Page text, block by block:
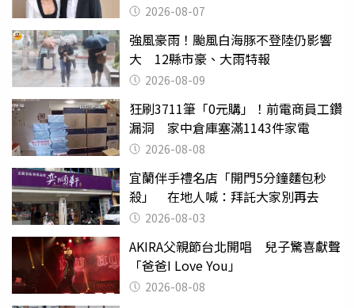
2026-08-07
強風豪雨！颱風白海豚不登陸仍影響
大 12縣市豪、大雨特報
2026-08-09
狂刷3711筆「0元購」！前電商員工鑽
漏洞 家中倉庫塞滿1143件家電
2026-08-08
宜蘭伴手禮名店「開門5分鐘麵包秒
殺」 在地人喊：拜託大家別再去
2026-08-03
AKIRA父親節台北開唱 兒子驚喜獻聲
「爸爸I Love You」
2026-08-08